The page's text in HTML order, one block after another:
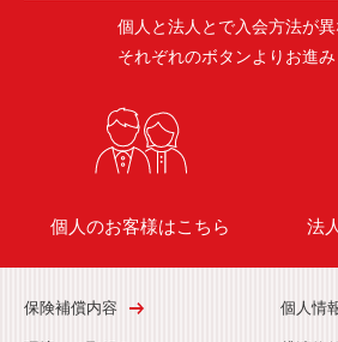
個人と法人とで入会方法が異
それぞれのボタンよりお進み
個人のお客様はこちら 法
保険補償内容 個人情